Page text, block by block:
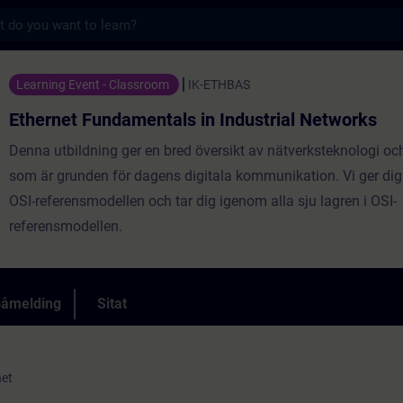
in Industrial Networks -
Learning Event - Classroom IK-ETHBAS
Ethernet Fundamentals in Industrial Networks
Denna utbildning ger en bred översikt av nätverksteknologi
som är grunden för dagens digitala kommunikation. Vi ger
OSI-referensmodellen och tar dig igenom alla sju lagren i OSI-
referensmodellen.
Sitat